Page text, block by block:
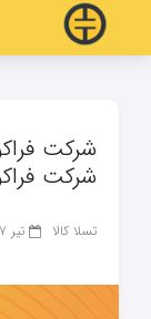
شرکت
شرکت
تسلا کالا تیر ۷, ۱۳۹۸